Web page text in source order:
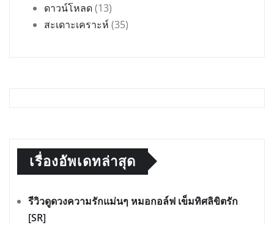
ดาวน์โหลด(13)
สะเดาะเคราะห์ (35)
เรื่องอัพเดทล่าสุด
รีวิวดูดวงความรักแม่นๆ หมอกอล์ฟ เข็มทิศลิขิตรัก
[SR]